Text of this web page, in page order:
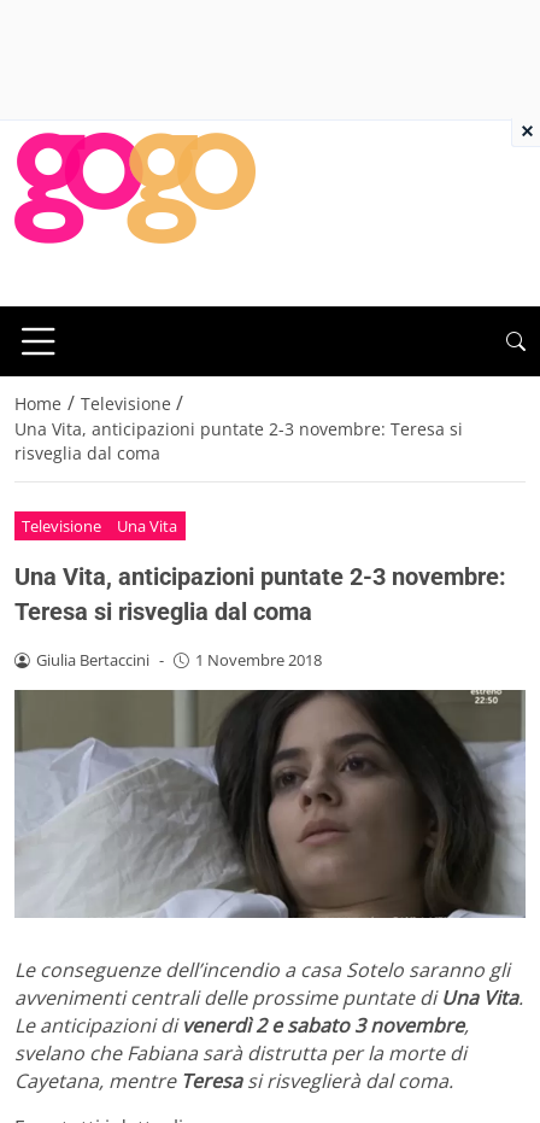
Home / Televisione /
Una Vita, anticipazioni puntate 2-3 novembre: Teresa si
risveglia dal coma
Televisione Una Vita
Una Vita, anticipazioni puntate 2-3 novembre:
Teresa si risveglia dal coma
Giulia Bertaccini - 1 Novembre 2018
Le conseguenze dell’incendio a casa Sotelo saranno gli
avvenimenti centrali delle prossime puntate diUna Vita.
Le anticipazioni divenerdì 2 e sabato 3 novembre,
svelano che Fabiana sarà distrutta per la morte di
Cayetana, mentreTeresasi risveglierà dal coma.
×